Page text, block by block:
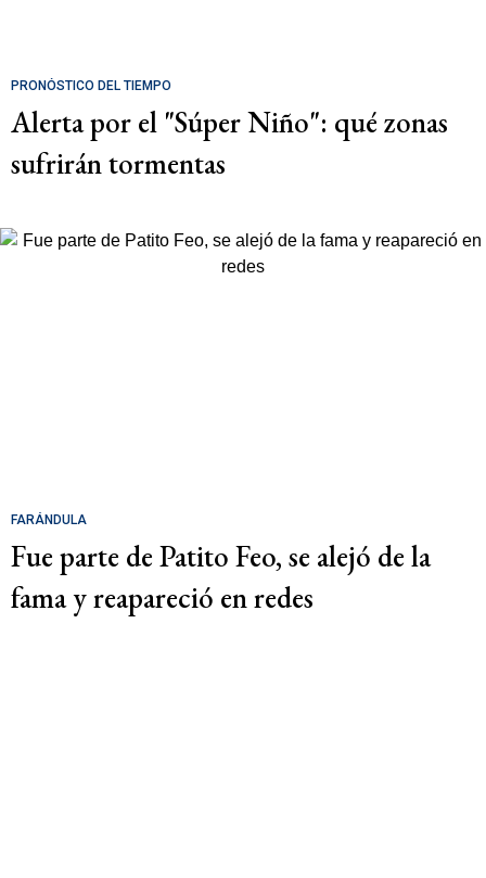
PRONÓSTICO DEL TIEMPO
Alerta por el "Súper Niño": qué zonas
sufrirán tormentas
FARÁNDULA
Fue parte de Patito Feo, se alejó de la
fama y reapareció en redes